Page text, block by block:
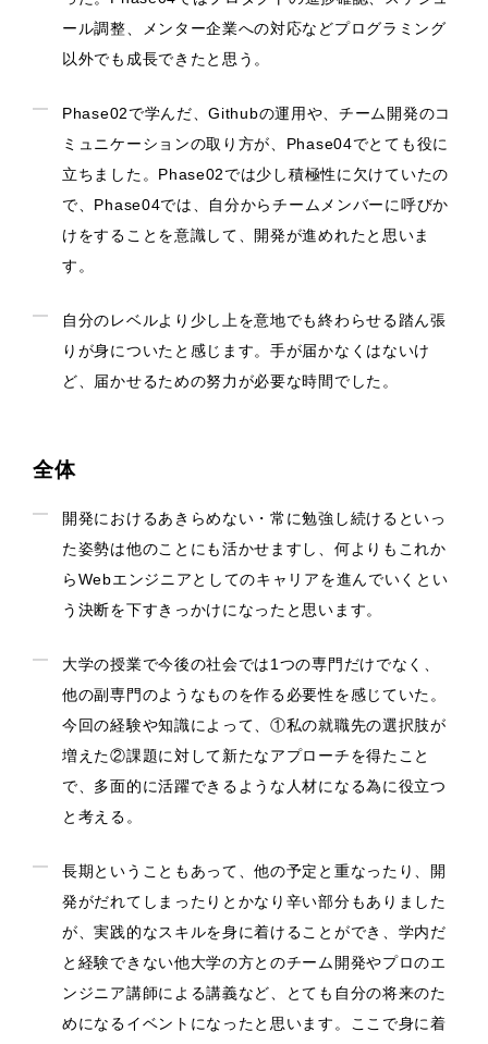
ール調整、メンター企業への対応などプログラミング
以外でも成長できたと思う。
Phase02で学んだ、Githubの運用や、チーム開発のコ
ミュニケーションの取り方が、Phase04でとても役に
立ちました。Phase02では少し積極性に欠けていたの
で、Phase04では、自分からチームメンバーに呼びか
けをすることを意識して、開発が進めれたと思いま
す。
自分のレベルより少し上を意地でも終わらせる踏ん張
りが身についたと感じます。手が届かなくはないけ
ど、届かせるための努力が必要な時間でした。
全体
開発におけるあきらめない・常に勉強し続けるといっ
た姿勢は他のことにも活かせますし、何よりもこれか
らWebエンジニアとしてのキャリアを進んでいくとい
う決断を下すきっかけになったと思います。
大学の授業で今後の社会では1つの専門だけでなく、
他の副専門のようなものを作る必要性を感じていた。
今回の経験や知識によって、①私の就職先の選択肢が
増えた②課題に対して新たなアプローチを得たこと
で、多面的に活躍できるような人材になる為に役立つ
と考える。
長期ということもあって、他の予定と重なったり、開
発がだれてしまったりとかなり辛い部分もありました
が、実践的なスキルを身に着けることができ、学内だ
と経験できない他大学の方とのチーム開発やプロのエ
ンジニア講師による講義など、とても自分の将来のた
めになるイベントになったと思います。ここで身に着